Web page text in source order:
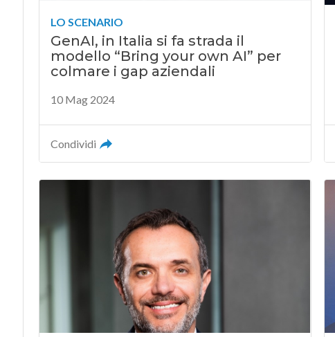
LO SCENARIO
GenAI, in Italia si fa strada il
modello “Bring your own AI” per
colmare i gap aziendali
10 Mag 2024
Condividi